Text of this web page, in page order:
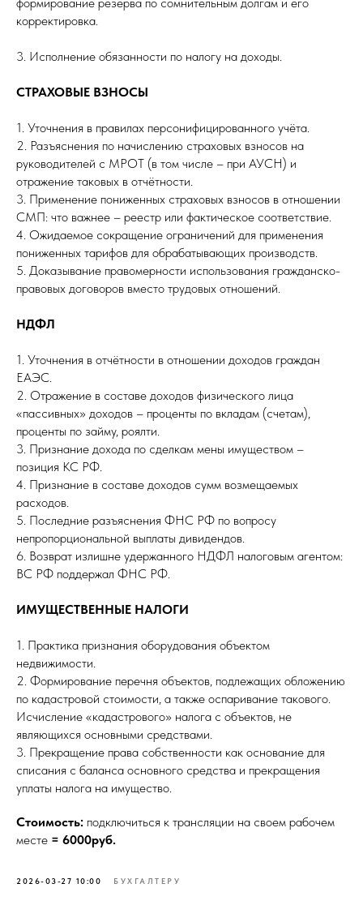
корректировка.
3. Исполнение обязанности по налогу на доходы.
СТРАХОВЫЕ ВЗНОСЫ
1. Уточнения в правилах персонифицированного учёта.
2. Разъяснения по начислению страховых взносов на
руководителей с МРОТ (в том числе – при АУСН) и
отражение таковых в отчётности.
3. Применение пониженных страховых взносов в отношении
СМП: что важнее – реестр или фактическое соответствие.
4. Ожидаемое сокращение ограничений для применения
пониженных тарифов для обрабатывающих производств.
5. Доказывание правомерности использования гражданско-
правовых договоров вместо трудовых отношений.
НДФЛ
1. Уточнения в отчётности в отношении доходов граждан
ЕАЭС.
2. Отражение в составе доходов физического лица
«пассивных» доходов – проценты по вкладам (счетам),
проценты по займу, роялти.
3. Признание дохода по сделкам мены имуществом –
позиция КС РФ.
4. Признание в составе доходов сумм возмещаемых
расходов.
5. Последние разъяснения ФНС РФ по вопросу
непропорциональной выплаты дивидендов.
6. Возврат излишне удержанного НДФЛ налоговым агентом:
ВС РФ поддержал ФНС РФ.
ИМУЩЕСТВЕННЫЕ НАЛОГИ
1. Практика признания оборудования объектом
недвижимости.
2. Формирование перечня объектов, подлежащих обложению
по кадастровой стоимости, а также оспаривание такового.
Исчисление «кадастрового» налога с объектов, не
являющихся основными средствами.
3. Прекращение права собственности как основание для
списания с баланса основного средства и прекращения
уплаты налога на имущество.
Стоимость: подключиться к трансляции на своем рабочем
месте = 6000руб.
2026-03-27 10:00 БУХГАЛТЕРУ